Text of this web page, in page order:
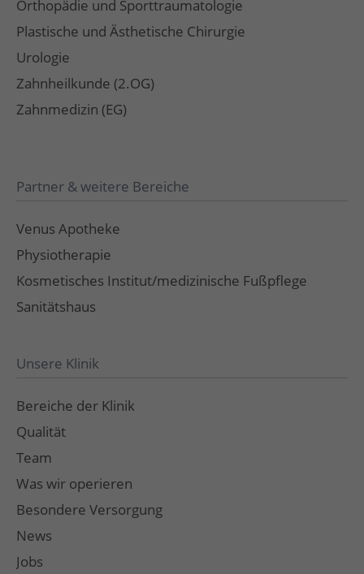
Orthopädie und Sporttraumatologie
Plastische und Ästhetische Chirurgie
Urologie
Zahnheilkunde (2.OG)
Zahnmedizin (EG)
Partner & weitere Bereiche
Venus Apotheke
Physiotherapie
Kosmetisches Institut/medizinische Fußpflege
Sanitätshaus
Unsere Klinik
Bereiche der Klinik
Qualität
Team
Was wir operieren
Besondere Versorgung
News
Jobs